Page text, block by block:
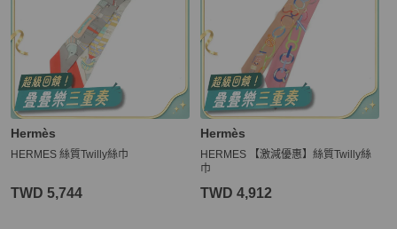
Hermès
HERMES 絲質Twilly絲巾
TWD 5,744
Hermès
HERMES 【激減優惠】絲質Twilly絲
巾
TWD 4,912